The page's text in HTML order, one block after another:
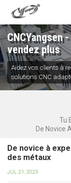
CNCYangsen
vendez plus
Aidez vos clients à
solutions CNC
Tu
De novice à
des métaux
JUL 21, 2023